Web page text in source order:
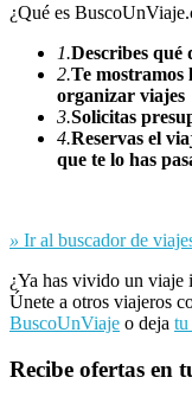
¿Qué es
1.Describes qué
2.Te mostramos
organizar viajes
3.Solicitas
4.Reservas el
que te lo has
» Ir al buscador de
¿Ya has vivido un viaje
Únete a otros viajeros
BuscoUnViaje o deja tu
Recibe ofertas en